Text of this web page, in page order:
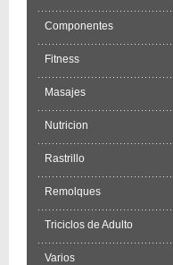
Componentes
Fitness
Masajes
Nutricion
Rastrillo
Remolques
Triciclos de Adulto
Varios